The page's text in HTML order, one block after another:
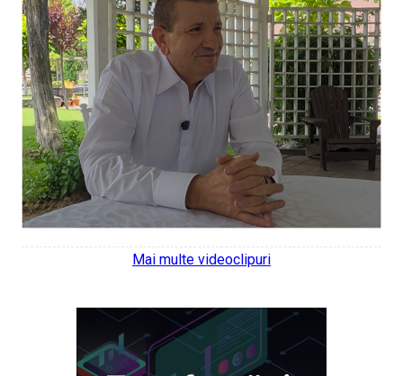
Mai multe videoclipuri